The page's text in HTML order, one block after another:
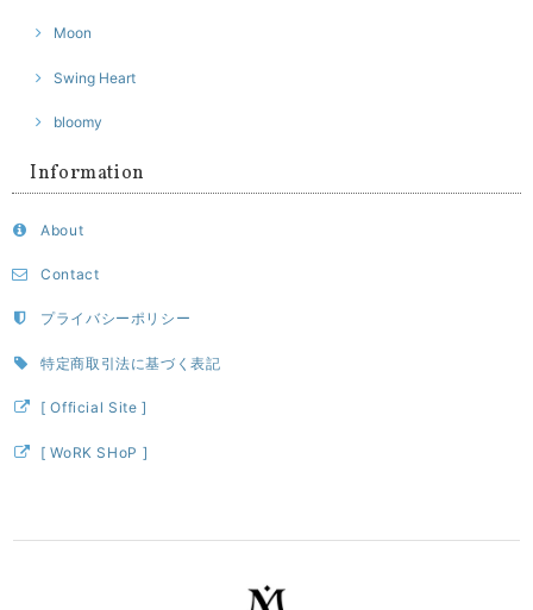
Moon
Swing Heart
bloomy
Information
About
Contact
プライバシーポリシー
特定商取引法に基づく表記
[ Official Site ]
[ WoRK SHoP ]